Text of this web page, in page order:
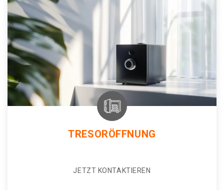
TRESORÖFFNUNG
JETZT KONTAKTIEREN